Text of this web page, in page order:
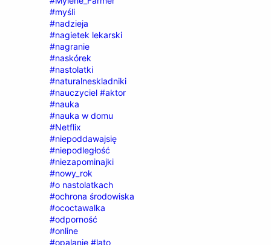
#myśli
#nadzieja
#nagietek lekarski
#nagranie
#naskórek
#nastolatki
#naturalneskladniki
#nauczyciel #aktor
#nauka
#nauka w domu
#Netflix
#niepoddawajsię
#niepodległość
#niezapominajki
#nowy_rok
#o nastolatkach
#ochrona środowiska
#ococtawalka
#odporność
#online
#opalanie #lato